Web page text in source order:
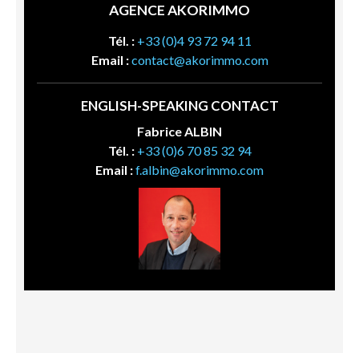
AGENCE AKORIMMO
Tél. : +33 (0)4 93 72 94 11
Email :contact@akorimmo.com
ENGLISH-SPEAKING CONTACT
Fabrice ALBIN
Tél. : +33 (0)6 70 85 32 94
Email :f.albin@akorimmo.com